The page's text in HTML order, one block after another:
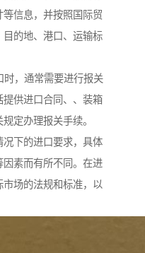
信息，并按照国际贸
的地、港口、运输标
时，通常需要进行报关
供进口合同、、装箱
定办理报关手续。
下的进口要求，具体
素而有所不同。在进
场的法规和标准，以